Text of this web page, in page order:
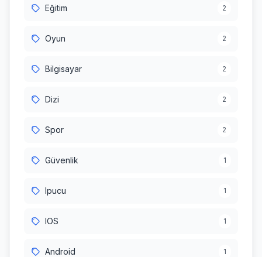
Eğitim 2
Oyun 2
Bilgisayar 2
Dizi 2
Spor 2
Güvenlik 1
Ipucu 1
IOS 1
Android 1